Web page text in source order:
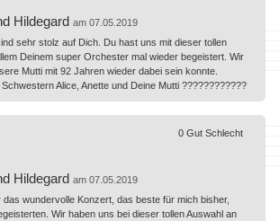
Hildegard am 07.05.2019
sehr stolz auf Dich. Du hast uns mit dieser tollen
Deinem super Orchester mal wieder begeistert. Wir
Mutti mit 92 Jahren wieder dabei sein konnte.
Alice, Anette und Deine Mutti ????????????
Hildegard am 07.05.2019
wundervolle Konzert, das beste für mich bisher,
Wir haben uns bei dieser tollen Auswahl an
0 Gut Schlecht